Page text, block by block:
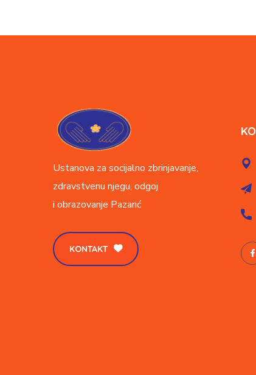
Ustanova za socijalno zbrinjavanje,
zdravstvenu njegu, odgoj
i obrazovanje Pazarić
KONTAKT